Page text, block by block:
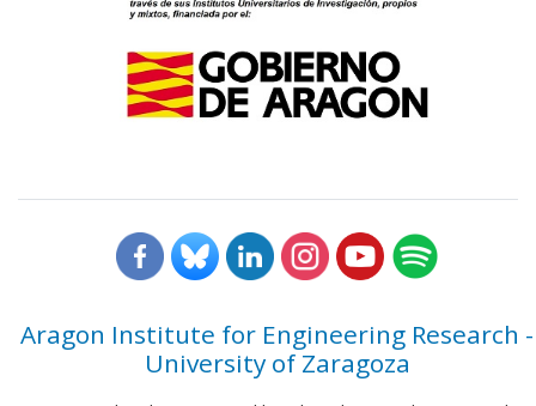
Aragon Institute for Engineering Research -
University of Zaragoza